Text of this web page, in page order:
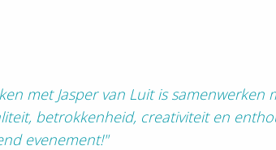
met Jasper van Luit is samenwerken
betrokkenheid, creativiteit en
evenement!"